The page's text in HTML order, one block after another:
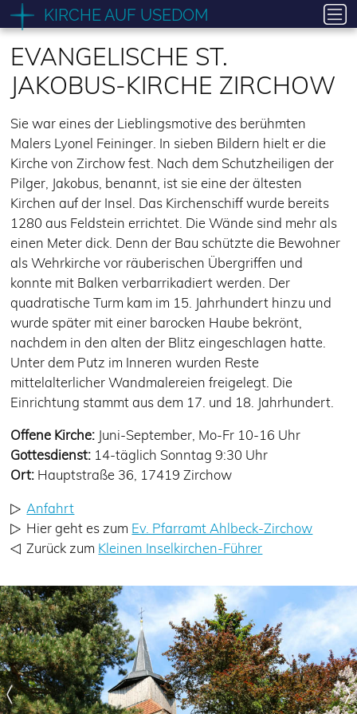
Zum
Inhalt
springen
KIRCHE AUF USEDOM
EVANGELISCHE ST.
JAKOBUS-KIRCHE ZIRCHOW
Sie war eines der Lieblingsmotive des berühmten
Malers Lyonel Feininger. In sieben Bildern hielt er die
Kirche von Zirchow fest. Nach dem Schutzheiligen der
Pilger, Jakobus, benannt, ist sie eine der ältesten
Kirchen auf der Insel. Das Kirchenschiff wurde bereits
1280 aus Feldstein errichtet. Die Wände sind mehr als
einen Meter dick. Denn der Bau schützte die Bewohner
als Wehrkirche vor räuberischen Übergriffen und
konnte mit Balken verbarrikadiert werden. Der
quadratische Turm kam im 15. Jahrhundert hinzu und
wurde später mit einer barocken Haube bekrönt,
nachdem in den alten der Blitz eingeschlagen hatte.
Unter dem Putz im Inneren wurden Reste
mittelalterlicher Wandmalereien freigelegt. Die
Einrichtung stammt aus dem 17. und 18. Jahrhundert.
Offene Kirche: Juni-September, Mo-Fr 10-16 Uhr
Gottesdienst: 14-täglich Sonntag 9:30 Uhr
Ort: Hauptstraße 36, 17419 Zirchow
Anfahrt
Hier geht es zum Ev. Pfarramt Ahlbeck-Zirchow
Zurück zum Kleinen Inselkirchen-Führer